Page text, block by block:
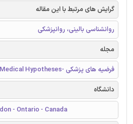
گرایش های مرتبط با این مقاله
روانشناسی بالینی، روانپزشکی
مجله
فرضیه های پزشکی -Medical Hypotheses
دانشگاه
- Ontario - Canada